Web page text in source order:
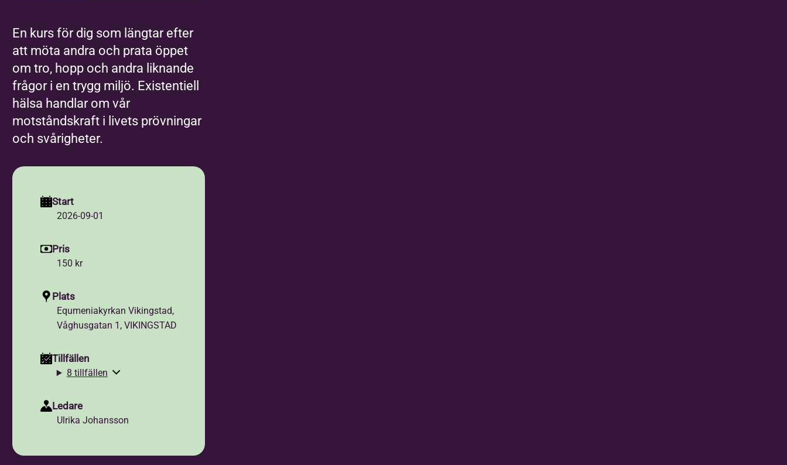
En kurs för dig som längtar efter
att möta andra och prata öppet
om tro, hopp och andra liknande
frågor i en trygg miljö. Existentiell
hälsa handlar om vår
motståndskraft i livets prövningar
och svårigheter.
Start
2026-09-01
Pris
150 kr
Plats
Equmeniakyrkan Vikingstad,
Våghusgatan 1, VIKINGSTAD
Tillfällen
8 tillfällen
Ledare
Ulrika Johansson